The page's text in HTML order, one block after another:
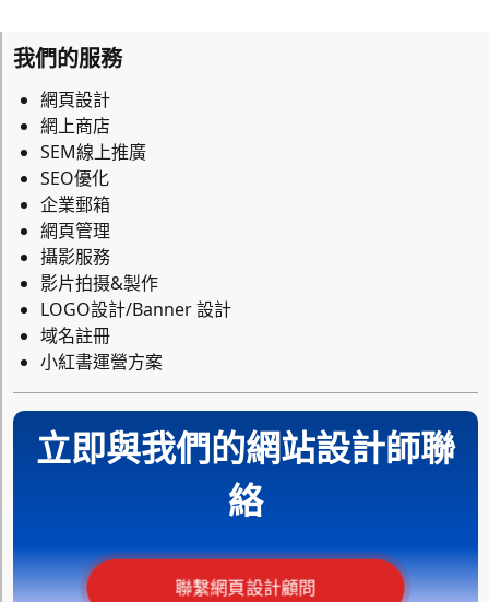
我們的服務
網頁設計
網上商店
SEM線上推廣
SEO優化
企業郵箱
網頁管理
攝影服務
影片拍摄&製作
LOGO設計/Banner 設計
域名註冊
小紅書運營方案
立即與我們的網站設計師聯
絡
聯繫網頁設計顧問